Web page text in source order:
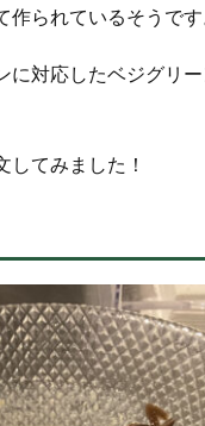
られているそうです
対応したベジグリ
てみました！